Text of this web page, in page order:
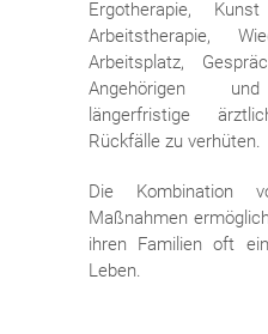
Ergotherapie,
Arbeitstherapie,
Arbeitsplatz,
Angehörigen und
längerfristige
Rückfälle zu verhüten.
Die Kombination
Maßnahmen
ihren Familien oft
Leben.